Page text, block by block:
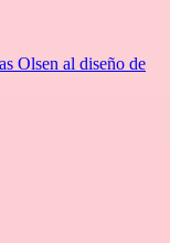
Olsen al diseño de